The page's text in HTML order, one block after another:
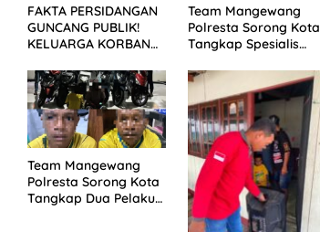
FAKTA PERSIDANGAN
GUNCANG PUBLIK!
KELUARGA KORBAN
SETELAH SIDANG
TUNTUTAN DITUNDA
Team Mangewang
Polresta Sorong Kota
Tangkap Spesialis
Akui Curi 29 Sepeda
Motor
Team Mangewang
Polresta Sorong Kota
Tangkap Dua Pelaku